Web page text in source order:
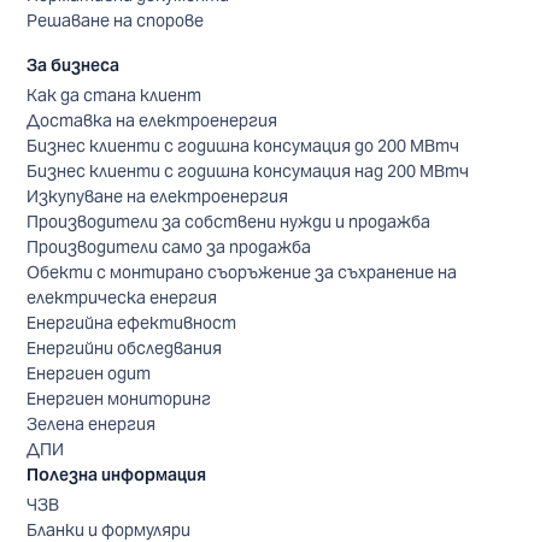
Решаване на спорове
За бизнеса
Как да стана клиент
Доставка на електроенергия
Бизнес клиенти с годишна консумация до 200 МВтч
Бизнес клиенти с годишна консумация над 200 МВтч
Изкупуване на електроенергия
Производители за собствени нужди и продажба
Производители само за продажба
Обекти с монтирано съоръжение за съхранение на
електрическа енергия
Енергийна ефективност
Енергийни обследвания
Енергиен одит
Енергиен мониторинг
Зелена енергия
ДПИ
Полезна информация
ЧЗВ
Бланки и формуляри